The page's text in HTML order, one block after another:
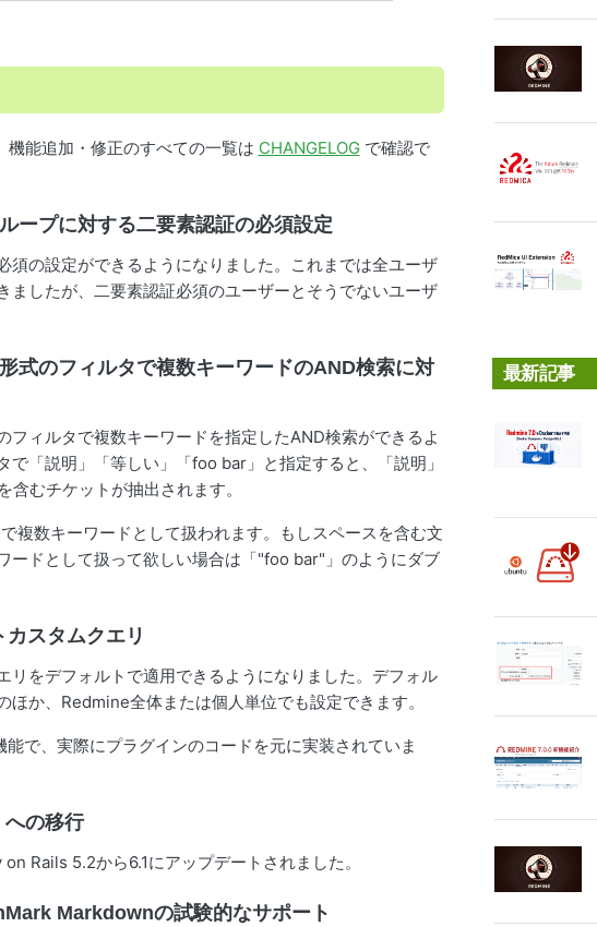
能追加・修正のすべての一覧は CHANGELOGで確認で
ープに対する二要素認証の必須設定
須の設定ができるようになりました。これまでは全ユーザ
ましたが、二要素認証必須のユーザーとそうでないユーザ
式のフィルタで複数キーワードのAND検索に対
フィルタで複数キーワードを指定したAND検索ができるよ
「説明」「等しい」「foo bar」と指定すると、「説明」
むチケットが抽出されます。
複数キーワードとして扱われます。もしスペースを含む文
ードとして扱って欲しい場合は「"foo bar"」のようにダブ
スタムクエリ
リをデフォルトで適用できるようになりました。デフォル
ほか、Redmine全体または個人単位でも設定できます。
で、実際にプラグインのコードを元に実装されていま
の移行
Rails 5.2から6.1にアップデートされました。
Markdownの試験的なサポート
最新記事